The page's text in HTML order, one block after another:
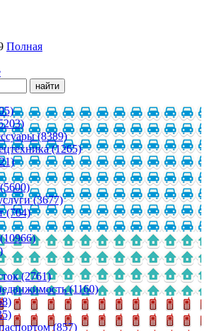
Полная
(8389)
(1265)
(3677)
(704)
(2761)
(1160)
(857)